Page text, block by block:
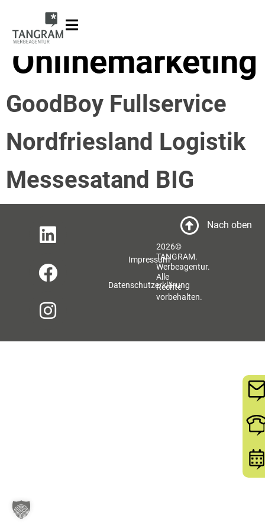
Projektbereich:
Onlinemarketing
GoodBoy Fullservice
Nordfriesland Logistik
Messesatand BIG
Nach oben
2026©
TANGRAM.
Werbeagentur.
Alle
Rechte
vorbehalten.
Impressum
Datenschutzerklärung